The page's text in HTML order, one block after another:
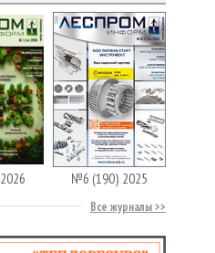
№6 (190) 2025
Все журналы